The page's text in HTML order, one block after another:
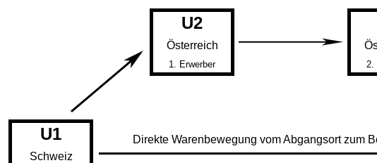
U2
Österreich
1. Erwerber 2.
U1
Schweiz
Direkte Warenbewegung vom Abgangsort zum